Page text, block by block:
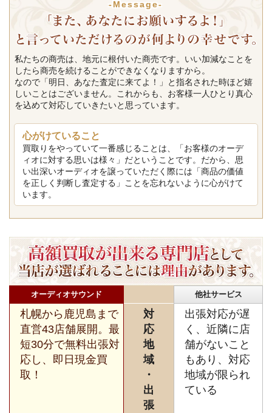
-Message-
私たちの商売は、地元に根付いた商売です。いい加減なことを
したら商売を続けることができなくなりますから。
なので「明日、あなた査定に来てよ！」と指名された時ほど嬉
しいことはございません。これからも、お客様一人ひとり真心
を込めて対応していきたいと思っています。
心がけていること
買取りをやっていて一番感じることは、「お客様のオーデ
ィオに対する思いは様々」だということです。だから、思
い出深いオーディオを譲っていただく際には「商品の価値
を正しく判断し査定する」ことを忘れないように心がけて
います。
オーディオサウンド 他社サービス
札幌から鹿児島まで
直営43店舗展開。最
短30分で無料出張対
応し、即日現金買
取！
対
応
地
域
・
出
張
出張対応が遅
く、近隣に店
舗がないこと
もあり、対応
地域が限られ
ている